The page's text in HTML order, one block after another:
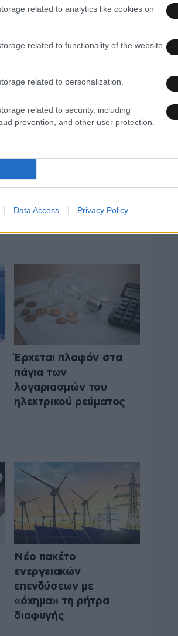
related to analytics like cookies on
related to functionality of the website
related to personalization.
related to security, including
prevention, and other user protection.
Data Access Privacy Policy
Έρχεται πλαφόν στα
πάγια των
λογαριασμών του
ηλεκτρικού ρεύματος
Νέο πακέτο
ενεργειακών
επενδύσεων με
«όχημα» τη ρήτρα
διαφυγής